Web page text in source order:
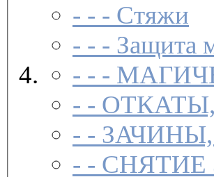
- - - Стяжи
- - - Защита
- - -
- -
- -
- -